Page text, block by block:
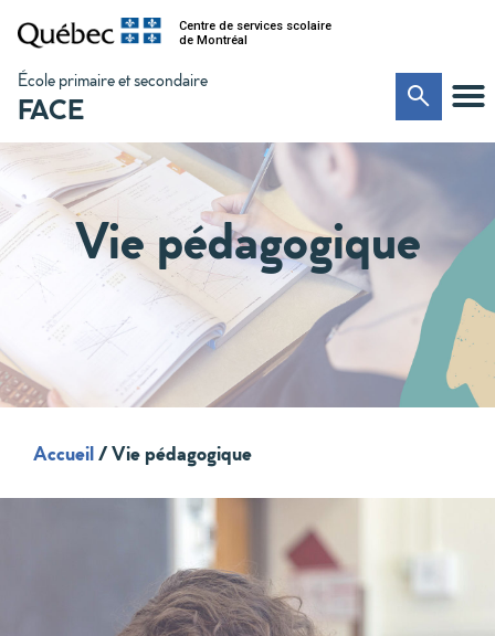
Centre de services scolaire
de Montréal
École primaire et secondaire
FACE
Vie pédagogique
Accueil/Vie pédagogique